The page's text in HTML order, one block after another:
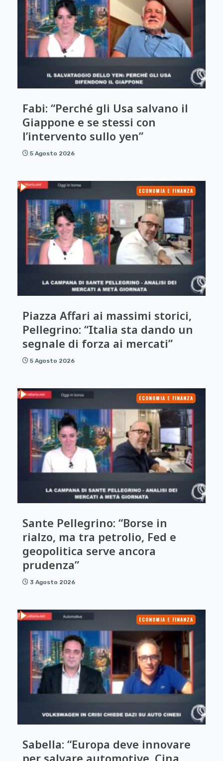
Fabi: “Perché gli Usa salvano il
Giappone e se stessi con
l’intervento sullo yen”
5 Agosto 2026
ECONOMIA E FINANZA
Piazza Affari ai massimi storici,
Pellegrino: “Italia sta dando un
segnale di forza ai mercati”
5 Agosto 2026
ECONOMIA E FINANZA
Sante Pellegrino: “Borse in
rialzo, ma tra petrolio, Fed e
geopolitica serve ancora
prudenza”
3 Agosto 2026
ECONOMIA E FINANZA
Sabella: “Europa deve innovare
per salvare automotive. Cina